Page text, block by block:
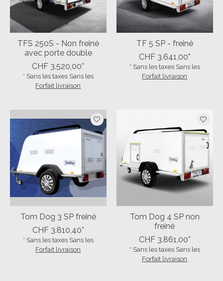
TFS 250S - Non freiné
avec porte double
CHF 3.520,00*
* Sans les taxes Sans les
Forfait livraison
TF 5 SP - freiné
CHF 3.641,00*
* Sans les taxes Sans les
Forfait livraison
Tom Dog 3 SP freiné
CHF 3.810,40*
* Sans les taxes Sans les
Forfait livraison
Tom Dog 4 SP non
freiné
CHF 3.861,00*
* Sans les taxes Sans les
Forfait livraison